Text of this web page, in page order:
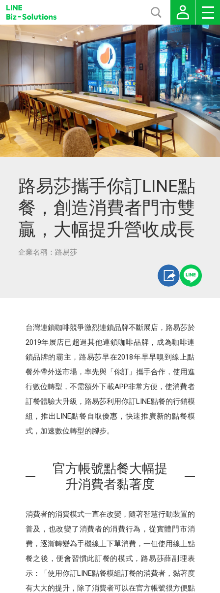
路易莎攜手你訂LINE點
餐，創造消費者門市雙
贏，大幅提升營收成長
企業名稱：路易莎
台灣連鎖咖啡競爭激烈連鎖品牌不斷展店，路易莎於
2019年展店已超過其他連鎖咖啡品牌，成為咖啡連
鎖品牌的霸主，路易莎早在2018年早早嗅到線上點
餐外帶外送市場，率先與「你訂」攜手合作，使用進
行數位轉型，不需額外下載APP非常方便，使消費者
訂餐體驗大升級，路易莎利用你訂LINE點餐的行銷模
組，推出LINE點餐自取優惠，快速推廣新的點餐模
式，加速數位轉型的腳步。
官方帳號點餐大幅提
升消費者黏著度
消費者的消費模式一直在改變，隨著智慧行動裝置的
普及，也改變了消費者的消費行為，從實體門市消
費，逐漸轉變為手機線上下單消費，一但使用線上點
餐之後，便會習慣此訂餐的模式，路易莎薛副理表
示：「使用你訂LINE點餐模組訂餐的消費者，黏著度
有大大的提升，除了消費者可以在官方帳號很方便點